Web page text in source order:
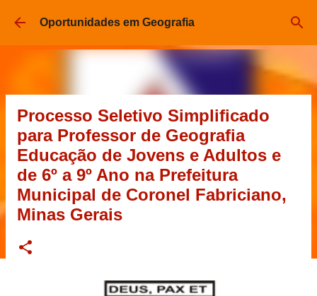
Pular para o conteúdo principal
Oportunidades em Geografia
Processo Seletivo Simplificado
para Professor de Geografia
Educação de Jovens e Adultos e
de 6º a 9º Ano na Prefeitura
Municipal de Coronel Fabriciano,
Minas Gerais